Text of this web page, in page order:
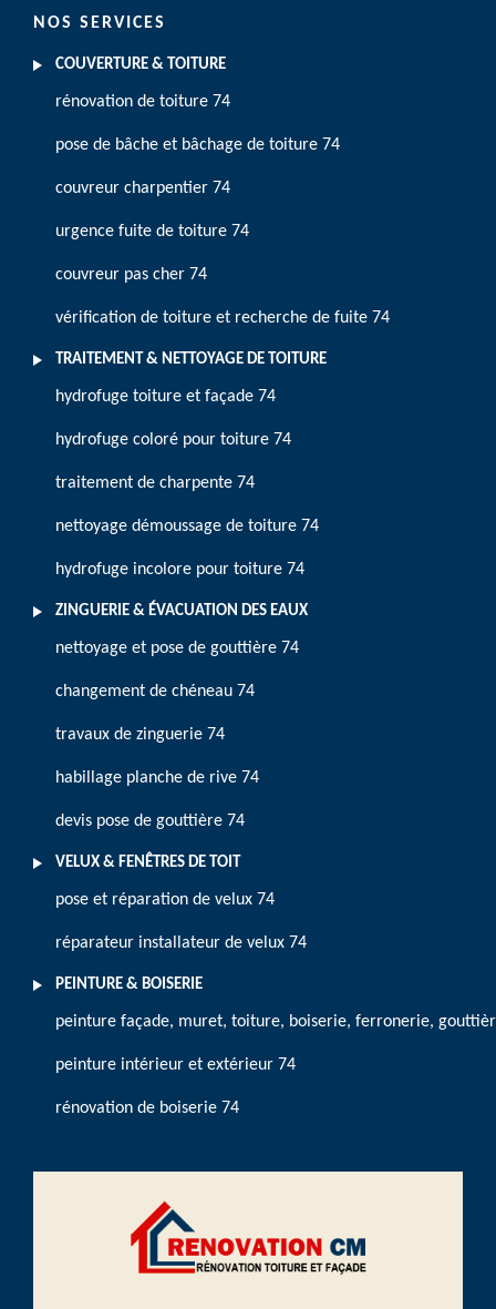
NOS SERVICES
COUVERTURE & TOITURE
rénovation de toiture 74
pose de bâche et bâchage de toiture 74
couvreur charpentier 74
urgence fuite de toiture 74
couvreur pas cher 74
vérification de toiture et recherche de fuite 74
TRAITEMENT & NETTOYAGE DE TOITURE
hydrofuge toiture et façade 74
hydrofuge coloré pour toiture 74
traitement de charpente 74
nettoyage démoussage de toiture 74
hydrofuge incolore pour toiture 74
ZINGUERIE & ÉVACUATION DES EAUX
nettoyage et pose de gouttière 74
changement de chéneau 74
travaux de zinguerie 74
habillage planche de rive 74
devis pose de gouttière 74
VELUX & FENÊTRES DE TOIT
pose et réparation de velux 74
réparateur installateur de velux 74
PEINTURE & BOISERIE
peinture façade, muret, toiture, boiserie, ferronerie,
peinture intérieur et extérieur 74
rénovation de boiserie 74